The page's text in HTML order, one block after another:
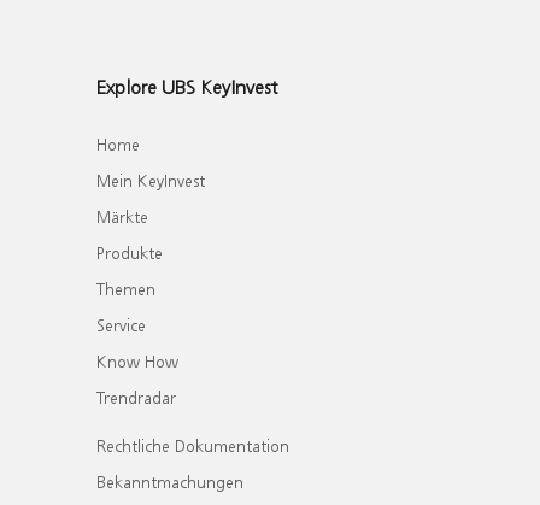
Explore UBS KeyInvest
Home
Mein KeyInvest
Märkte
Produkte
Themen
Service
Know How
Trendradar
Rechtliche Dokumentation
Bekanntmachungen